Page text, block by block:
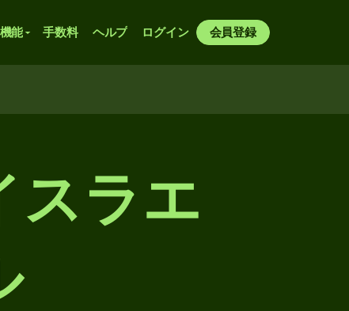
機能 手数料 ヘルプ ログイン 会員登録
スラエ